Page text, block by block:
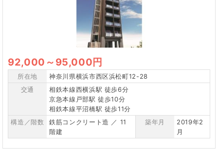
92,000 ～ 95,000円
所在地
神奈川県横浜市西区浜松町12-28
交通
相鉄本線西横浜駅 徒歩6分
京急本線戸部駅 徒歩10分
相鉄本線平沼橋駅 徒歩11分
構造／階数
鉄筋コンクリート造 ／ 11
階建
築年月
2019年2
月